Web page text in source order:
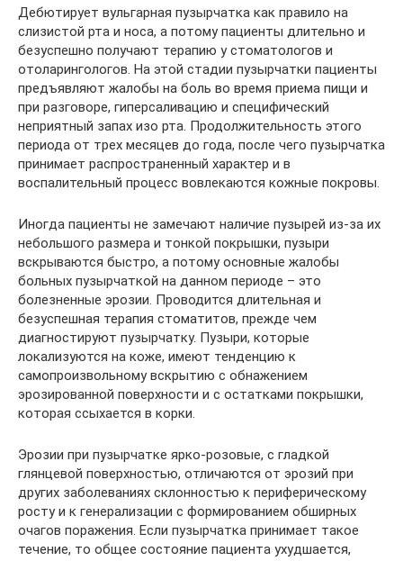
Дебютирует вульгарная пузырчатка как правило на
слизистой рта и носа, а потому пациенты длительно и
безуспешно получают терапию у стоматологов и
отоларингологов. На этой стадии пузырчатки пациенты
предъявляют жалобы на боль во время приема пищи и
при разговоре, гиперсаливацию и специфический
неприятный запах изо рта. Продолжительность этого
периода от трех месяцев до года, после чего пузырчатка
принимает распространенный характер и в
воспалительный процесс вовлекаются кожные покровы.
Иногда пациенты не замечают наличие пузырей из-за их
небольшого размера и тонкой покрышки, пузыри
вскрываются быстро, а потому основные жалобы
больных пузырчаткой на данном периоде – это
болезненные эрозии. Проводится длительная и
безуспешная терапия стоматитов, прежде чем
диагностируют пузырчатку. Пузыри, которые
локализуются на коже, имеют тенденцию к
самопроизвольному вскрытию с обнажением
эрозированной поверхности и с остатками покрышки,
которая ссыхается в корки.
Эрозии при пузырчатке ярко-розовые, с гладкой
глянцевой поверхностью, отличаются от эрозий при
других заболеваниях склонностью к периферическому
росту и к генерализации с формированием обширных
очагов поражения. Если пузырчатка принимает такое
течение, то общее состояние пациента ухудшается,